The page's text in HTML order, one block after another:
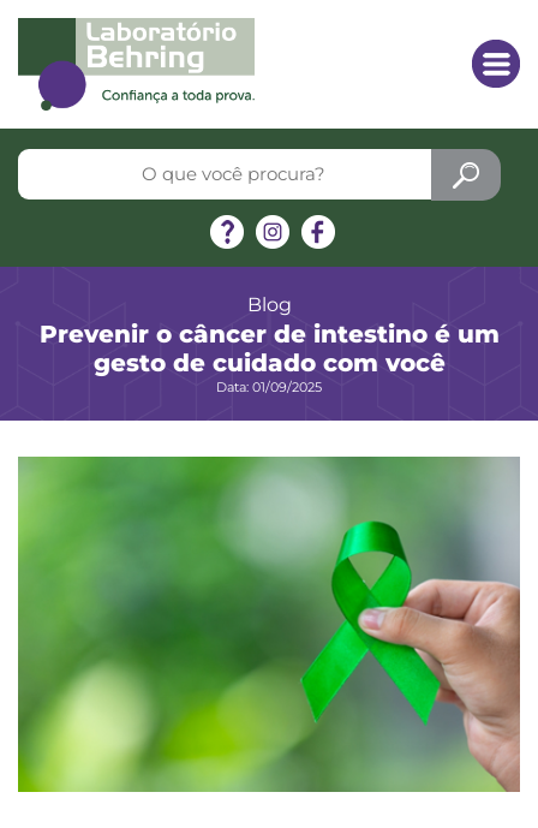
Blog
Prevenir o câncer de intestino é um
gesto de cuidado com você
Data: 01/09/2025